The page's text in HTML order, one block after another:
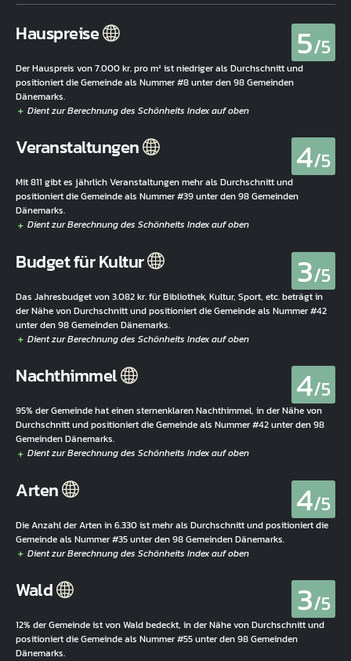
Hauspreise 5/5
Der Hauspreis von 7.000 kr. pro m² ist niedriger als Durchschnitt und
positioniert die Gemeinde als Nummer #8 unter den 98 Gemeinden
Dänemarks.
Veranstaltungen 4/5
Mit 811 gibt es jährlich Veranstaltungen mehr als Durchschnitt und
positioniert die Gemeinde als Nummer #39 unter den 98 Gemeinden
Dänemarks.
Budget für Kultur 3/5
Das Jahresbudget von 3.082 kr. für Bibliothek, Kultur, Sport, etc. beträgt in
der Nähe von Durchschnitt und positioniert die Gemeinde als Nummer #42
unter den 98 Gemeinden Dänemarks.
Nachthimmel 4/5
95% der Gemeinde hat einen sternenklaren Nachthimmel, in der Nähe von
Durchschnitt und positioniert die Gemeinde als Nummer #42 unter den 98
Gemeinden Dänemarks.
Arten 4/5
Die Anzahl der Arten in 6.330 ist mehr als Durchschnitt und positioniert die
Gemeinde als Nummer #35 unter den 98 Gemeinden Dänemarks.
Wald 3/5
12% der Gemeinde ist von Wald bedeckt, in der Nähe von Durchschnitt und
positioniert die Gemeinde als Nummer #55 unter den 98 Gemeinden
Dänemarks.